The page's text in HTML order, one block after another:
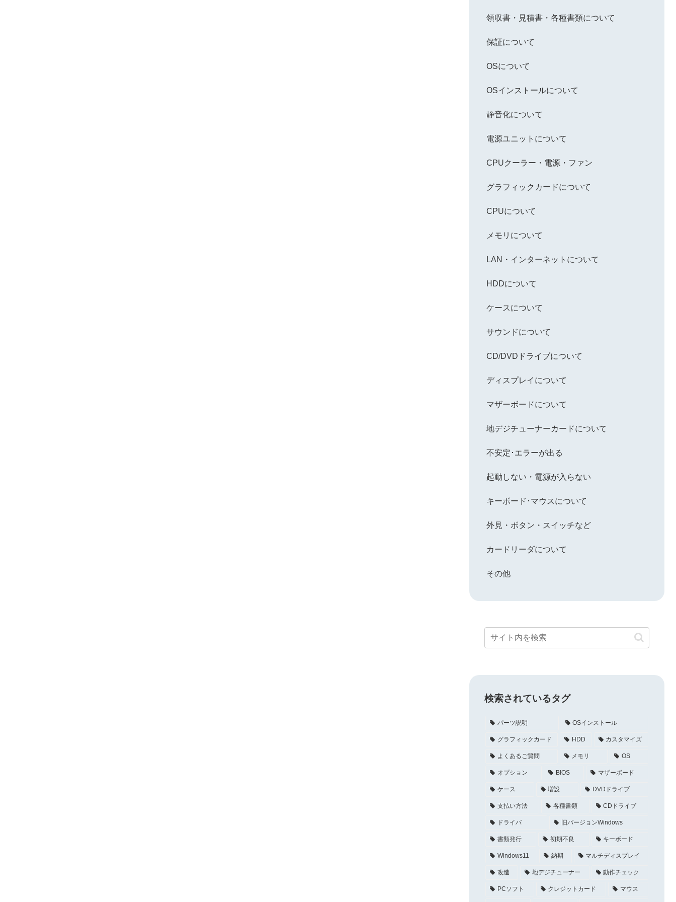
領収書・見積書・各種書類について
保証について
OSについて
OSインストールについて
静音化について
電源ユニットについて
CPUクーラー・電源・ファン
グラフィックカードについて
CPUについて
メモリについて
LAN・インターネットについて
HDDについて
ケースについて
サウンドについて
CD/DVDドライブについて
ディスプレイについて
マザーボードについて
地デジチューナーカードについて
不安定･エラーが出る
起動しない・電源が入らない
キーボード･マウスについて
外見・ボタン・スイッチなど
カードリーダについて
その他
検索されているタグ
パーツ説明 OSインストール
グラフィックカード HDD カスタマイズ
よくあるご質問 メモリ OS
オプション BIOS マザーボード
ケース 増設 DVDドライブ
支払い方法 各種書類 CDドライブ
ドライバ 旧バージョンWindows
書類発行 初期不良 キーボード
Windows11 納期 マルチディスプレイ
改造 地デジチューナー 動作チェック
PCソフト クレジットカード マウス